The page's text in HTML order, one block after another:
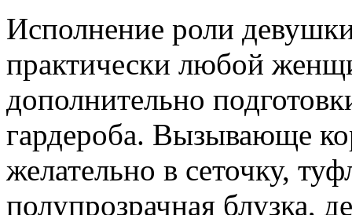
Исполнение роли
практически любой
дополнительно
гардероба. Вызывающе
желательно в сеточку,
полупрозрачная блузка,